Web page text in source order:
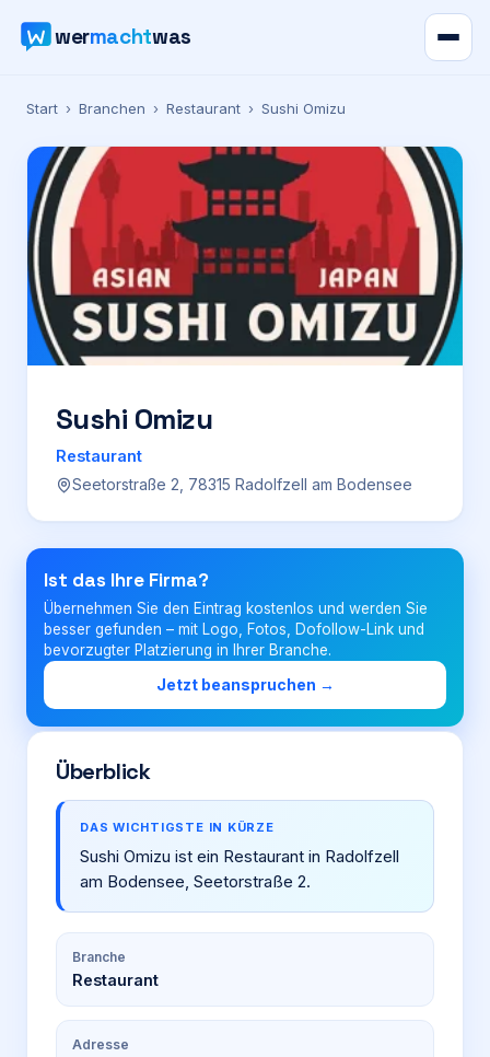
wermachtwas
Verzeichnis
Karte
News
Ratgeber
Werbung
Preise
Für Firmen
Login
Firma eintragen
Start › Branchen › Restaurant › Sushi Omizu
Sushi Omizu
Restaurant
Seetorstraße 2, 78315 Radolfzell am Bodensee
Ist das Ihre Firma?
Übernehmen Sie den Eintrag kostenlos und werden Sie
besser gefunden – mit Logo, Fotos, Dofollow-Link und
bevorzugter Platzierung in Ihrer Branche.
Jetzt beanspruchen →
Überblick
DAS WICHTIGSTE IN KÜRZE
Sushi Omizu ist ein Restaurant in Radolfzell
am Bodensee, Seetorstraße 2.
Branche
Restaurant
Adresse